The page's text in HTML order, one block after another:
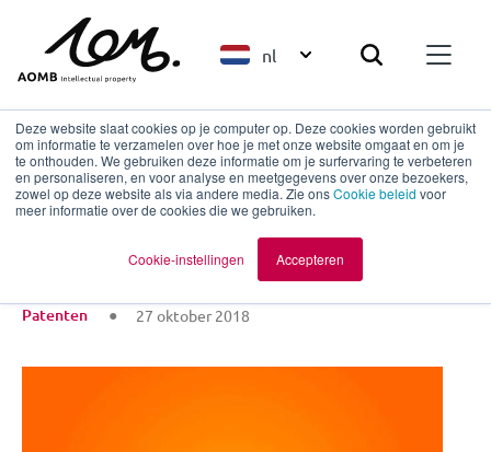
Deze website slaat cookies op je computer op. Deze cookies worden gebruikt
om informatie te verzamelen over hoe je met onze website omgaat en om je
te onthouden. We gebruiken deze informatie om je surfervaring te verbeteren
en personaliseren, en voor analyse en meetgegevens over onze bezoekers,
zowel op deze website als via andere media. Zie onsCookie beleid voor
meer informatie over de cookies die we gebruiken.
Cookie-instellingen Accepteren
nl
Terug naar overzicht
Enge uitvindingen!
Patenten 27 oktober 2018